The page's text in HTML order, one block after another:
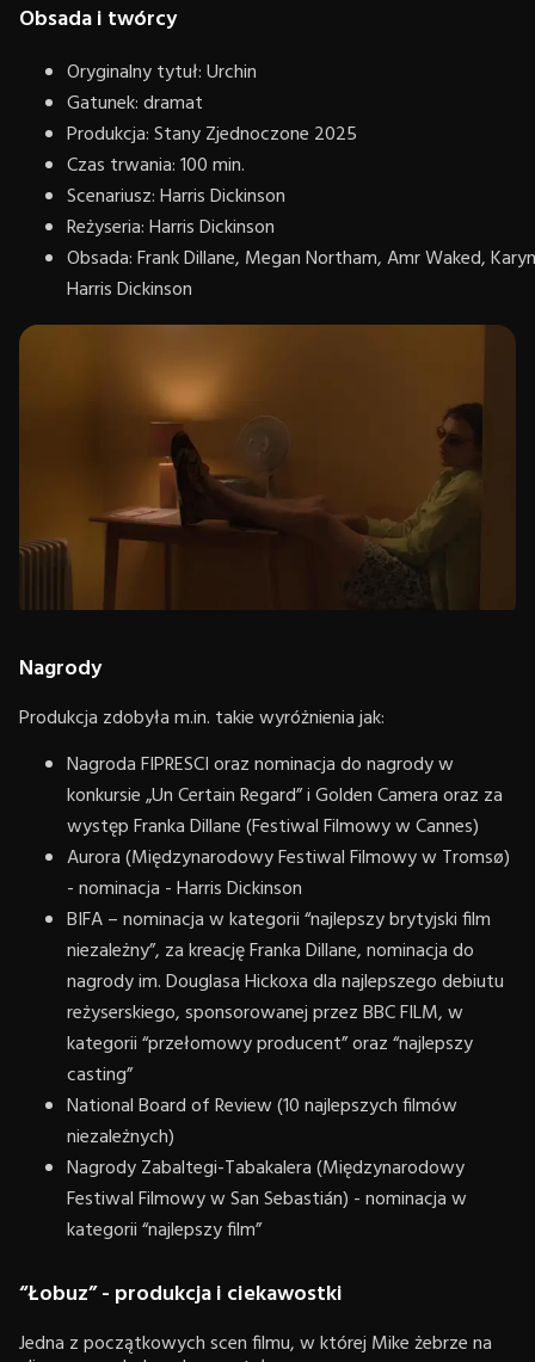
Obsada i twórcy
Oryginalny tytuł: Urchin
Gatunek: dramat
Produkcja: Stany Zjednoczone 2025
Czas trwania: 100 min.
Scenariusz: Harris Dickinson
Reżyseria: Harris Dickinson
Obsada: Frank Dillane, Megan Northam, Amr Waked,
Harris Dickinson
Nagrody
Produkcja zdobyła m.in. takie wyróżnienia jak:
Nagroda FIPRESCI oraz nominacja do nagrody w
konkursie „Un Certain Regard” i Golden Camera oraz za
występ Franka Dillane (Festiwal Filmowy w Cannes)
Aurora (Międzynarodowy Festiwal Filmowy w Tromsø)
- nominacja - Harris Dickinson
BIFA – nominacja w kategorii “najlepszy brytyjski film
niezależny”, za kreację Franka Dillane, nominacja do
nagrody im. Douglasa Hickoxa dla najlepszego debiutu
reżyserskiego, sponsorowanej przez BBC FILM, w
kategorii “przełomowy producent” oraz “najlepszy
casting”
National Board of Review (10 najlepszych filmów
niezależnych)
Nagrody Zabaltegi-Tabakalera (Międzynarodowy
Festiwal Filmowy w San Sebastián) - nominacja w
kategorii “najlepszy film”
“Łobuz” - produkcja i ciekawostki
Jedna z początkowych scen filmu, w której Mike żebrze na